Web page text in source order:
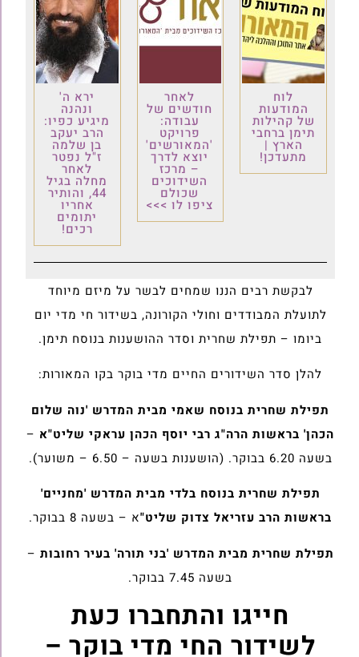
לוח
המודעות
של קהילות
תימן ברחבי
הארץ |
מתעדכן!
לאחר
חודשים של
עבודה:
פרויקט
'המאורשים'
יוצא לדרך
– מרכז
השידוכים
שכולם
ציפו לו >>>
ירא ה'
ונהנה
מיגיע כפיו:
הרב יעקב
בן שלמה
ז"ל נפטר
לאחר
מחלה בגיל
44, והותיר
אחריו
יתומים
רכים!
לבקשת רבים הננו שמחים לבשר על מיזם מיוחד
לתועלת המבודדים וחולי הקורונה, בשידור חי מדי יום
ביומו – תפילת שחרית וסדר ההושענות בנוסח תימן.
להלן סדר השידורים החיים מדי בוקר בקו המאורות:
תפילת שחרית בנוסח שאמי מבית המדרש 'נוה שלום
הכהן' בראשות הרה"ג רבי יוסף הכהן עראקי שליט"א –
בשעה 6.20 בבוקר. (הושענות בשעה – 6.50 – משוער).
תפילת שחרית בנוסח בלדי מבית המדרש 'מחניים'
בראשות הרב עזריאל צדוק שליט"א – בשעה 8 בבוקר.
תפילת שחרית מבית המדרש 'בני תורה' בעיר רחובות –
בשעה 7.45 בבוקר.
חייגו והתחברו כעת
לשידור החי מדי בוקר –